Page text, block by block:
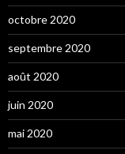
octobre 2020
septembre 2020
août 2020
juin 2020
mai 2020